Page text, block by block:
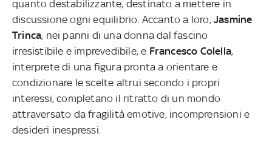
quanto destabilizzante, destinato a mettere in
discussione ogni equilibrio. Accanto a loro,Jasmine
Trinca, nei panni di una donna dal fascino
irresistibile e imprevedibile, e Francesco Colella,
interprete di una figura pronta a orientare e
condizionare le scelte altrui secondo i propri
interessi, completano il ritratto di un mondo
attraversato da fragilità emotive, incomprensioni e
desideri inespressi.